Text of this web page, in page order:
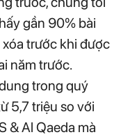
gần 90% bài
trước khi được
năm trước.
trong quý
5,7 triệu so với
& Al Qaeda mà